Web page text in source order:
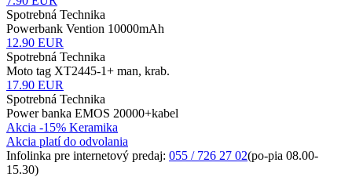
Spotrebná Technika
Powerbank Vention 10000mAh
12.90 EUR
Spotrebná Technika
Moto tag XT2445-1+ man, krab.
17.90 EUR
Spotrebná Technika
Power banka EMOS 20000+kabel
Akcia -15% Keramika
Akcia platí do odvolania
Infolinka pre internetový predaj: 055 / 726 27 02(po-pia 08.00-
15.30)